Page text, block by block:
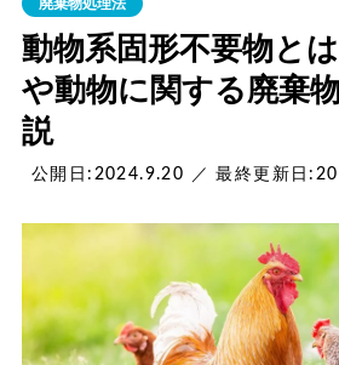
者
処
DXEドライバー
資料請求
導入の流れ 料
廃棄物処理法
動物系固形不要物と
や動物に関する廃棄
説
公開日:2024.9.20 ／ 最終更新日